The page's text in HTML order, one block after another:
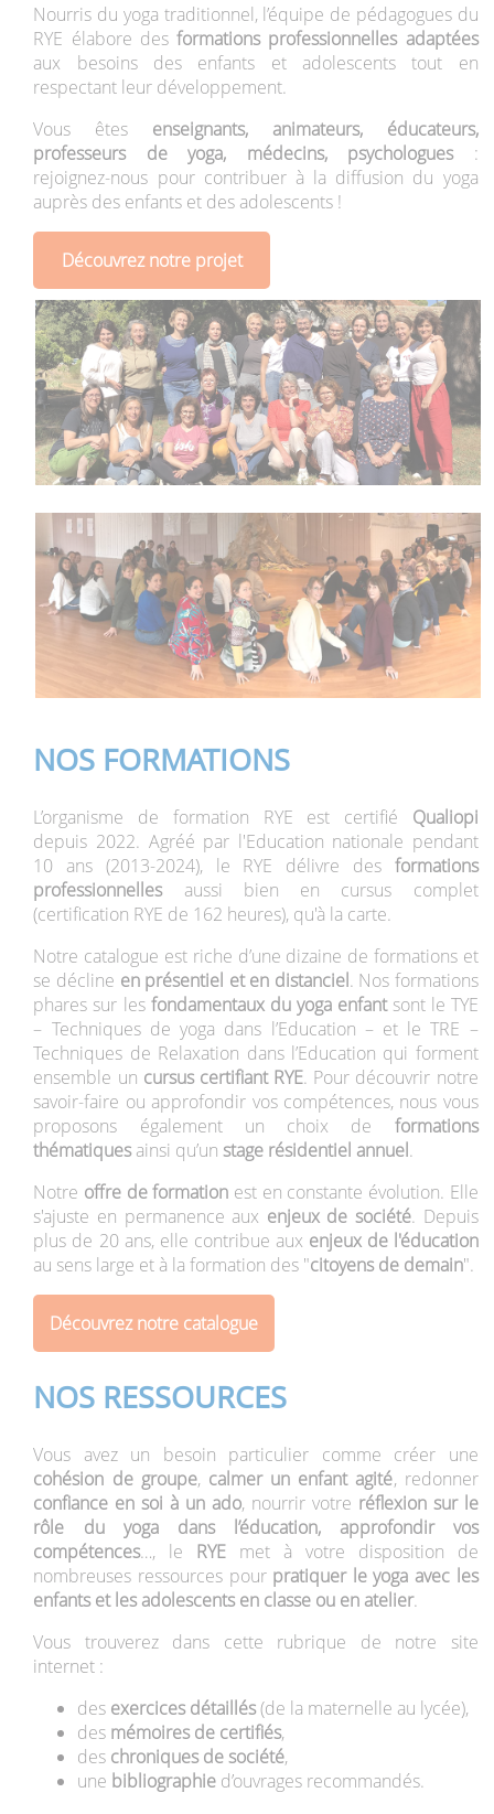
Nourris du yoga traditionnel, l’équipe de pédagogues du
RYE élabore desformations professionnelles adaptées
aux besoins des enfants et adolescents tout en
respectant leur développement.
Vous êtes enseignants, animateurs, éducateurs,
professeurs de yoga, médecins, psychologues:
rejoignez-nous pour contribuer à la diffusion du yoga
auprès des enfants et des adolescents !
Découvrez notre projet
NOS FORMATIONS
L’organisme de formation RYE est certifié Qualiopi
depuis 2022. Agréé par l'Education nationale pendant
10 ans (2013-2024), le RYE délivre des formations
professionnellesaussi bien en cursus complet
(certification RYE de 162 heures), qu'à la carte.
Notre catalogue est riche d’une dizaine de formations et
se décline en présentiel et en distanciel. Nos formations
phares sur les fondamentaux du yoga enfant sont le TYE
– Techniques de yoga dans l’Education – et le TRE –
Techniques de Relaxation dans l’Education qui forment
ensemble un cursus certifiant RYE. Pour découvrir notre
savoir-faire ou approfondir vos compétences, nous vous
proposons également un choix de formations
thématiquesainsi qu’unstage résidentiel annuel.
Notre offre de formation est en constante évolution. Elle
s'ajuste en permanence aux enjeux de société. Depuis
plus de 20 ans, elle contribue aux enjeux de l'éducation
au sens large et à la formation des "citoyens de demain".
Découvrez notre catalogue
NOS RESSOURCES
Vous avez un besoin particulier comme créer une
cohésion de groupe, calmer un enfant agité, redonner
confiance en soi à un ado, nourrir votre réflexion sur le
rôle du yoga dans l’éducation, approfondir vos
compétences…, le RYE met à votre disposition de
nombreuses ressources pour pratiquer le yoga avec les
enfants et les adolescents en classe ou en atelier.
Vous trouverez dans cette rubrique de notre site
internet :
des exercices détaillés(de la maternelle au lycée),
des mémoires de certifiés,
des chroniques de société,
une bibliographie d’ouvrages recommandés.